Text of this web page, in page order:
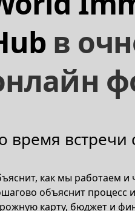
в
время встречи
как мы работаем
объяснит процесс
карту, бюджет и